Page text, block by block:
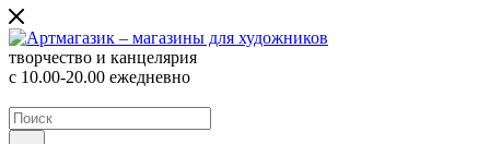
творчество и канцелярия
с 10.00-20.00 ежедневно